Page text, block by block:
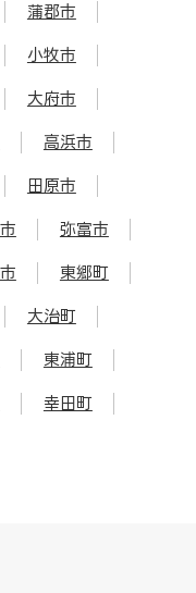
蒲郡市
小牧市
大府市
高浜市
田原市
弥富市
東郷町
大治町
東浦町
幸田町